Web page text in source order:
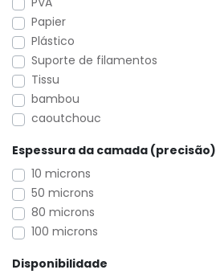
Papier
Plástico
Suporte de filamentos
Tissu
bambou
caoutchouc
Espessura da camada (precisão)
10 microns
50 microns
80 microns
100 microns
Disponibilidade